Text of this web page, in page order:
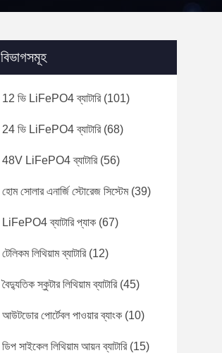
বিভাগসমূহ
12 ভি LiFePO4 ব্যাটারি(101)
24 ভি LiFePO4 ব্যাটারি(68)
48V LiFePO4 ব্যাটারি(56)
হোম সোলার এনার্জি স্টোরেজ সিস্টেম(39)
LiFePO4 ব্যাটারি প্যাক (67)
টেলিকম লিথিয়াম ব্যাটারি(12)
বৈদ্যুতিক স্কুটার লিথিয়াম ব্যাটারি(45)
আউটডোর পোর্টেবল পাওয়ার ব্যাংক (10)
ডিপ সাইকেল লিথিয়াম আয়ন ব্যাটারি(15)